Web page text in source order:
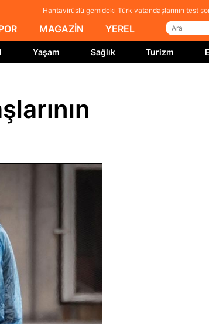
Hantavirüslü gemideki Türk vatandaşlarının test
MAGAZİN YEREL
Yaşam Sağlık Turizm